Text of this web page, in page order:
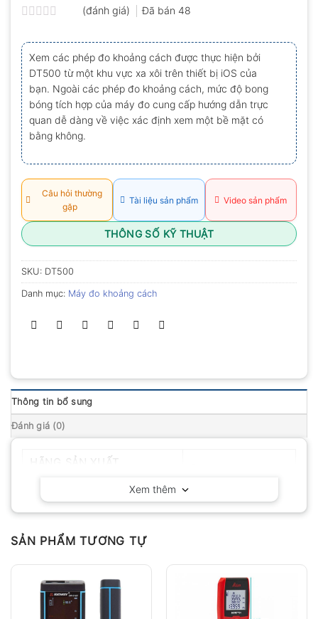
xếp
hạng
0.0
5
sao
(đánh giá) Đã bán 48
Xem các phép đo khoảng cách được thực hiện bởi
DT500 từ một khu vực xa xôi trên thiết bị iOS của
bạn. Ngoài các phép đo khoảng cách, mức độ bong
bóng tích hợp của máy đo cung cấp hướng dẫn trực
quan dễ dàng về việc xác định xem một bề mặt có
bằng không.
Câu hỏi thường
gặp
Tài liệu sản phẩm Video sản phẩm
THÔNG SỐ KỸ THUẬT
SKU: DT500
Danh mục: Máy đo khoảng cách
Thông tin bổ sung
Đánh giá (0)
Xem thêm
SẢN PHẨM TƯƠNG TỰ